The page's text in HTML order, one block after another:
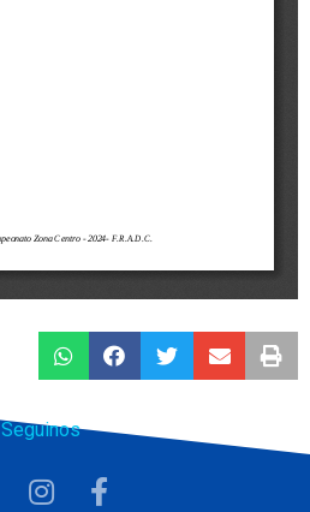
Seguinos